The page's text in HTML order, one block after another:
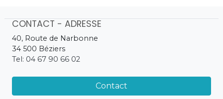
CONTACT - ADRESSE
40, Route de Narbonne
34 500 Béziers
Tel: 04 67 90 66 02
Contact